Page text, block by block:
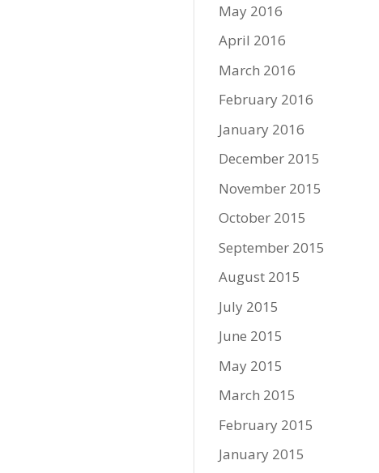
May 2016
April 2016
March 2016
February 2016
January 2016
December 2015
November 2015
October 2015
September 2015
August 2015
July 2015
June 2015
May 2015
March 2015
February 2015
January 2015